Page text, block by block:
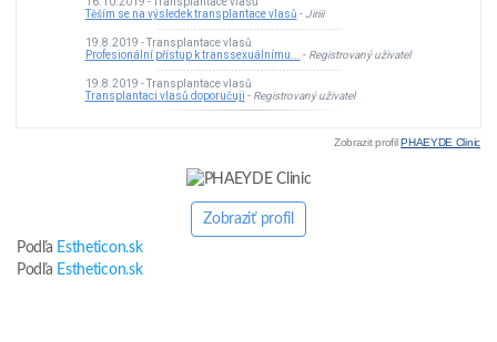
Zobrazit profilPHAEYDE Clinic
Zobraziť profil
Podľa Estheticon.sk
Podľa Estheticon.sk